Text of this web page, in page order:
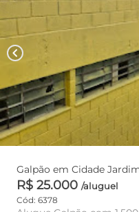
chevron_left
R$ 25.000 /aluguel
Cód: 6378